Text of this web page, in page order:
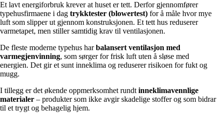
Et lavt energiforbruk krever at huset er tett. Derfor gjennomfører
typehusfirmaene i dag trykktester (blowertest) for å måle hvor mye
luft som slipper ut gjennom konstruksjonen. Et tett hus reduserer
varmetapet, men stiller samtidig krav til ventilasjonen.
De fleste moderne typehus harbalansert ventilasjon med
varmegjenvinning, som sørger for frisk luft uten å sløse med
energien. Det gir et sunt inneklima og reduserer risikoen for fukt og
mugg.
I tillegg er det økende oppmerksomhet rundt inneklimavennlige
materialer – produkter som ikke avgir skadelige stoffer og som bidrar
til et trygt og behagelig hjem.